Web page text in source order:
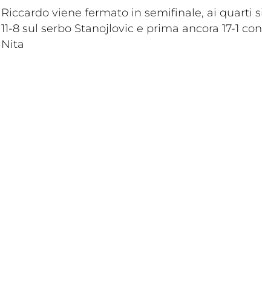
Riccardo viene fermato in semifinale, ai quarti
11-8 sul serbo Stanojlovic e prima ancora 17-1
Nita